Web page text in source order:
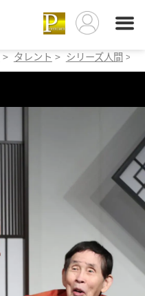
> タレント > シリーズ人間 >